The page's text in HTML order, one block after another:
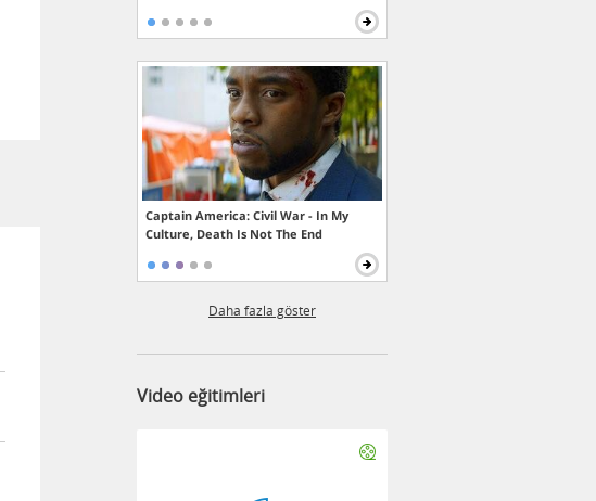
Captain America: Civil War - In My
Culture, Death Is Not The End
Daha fazla göster
Video eğitimleri